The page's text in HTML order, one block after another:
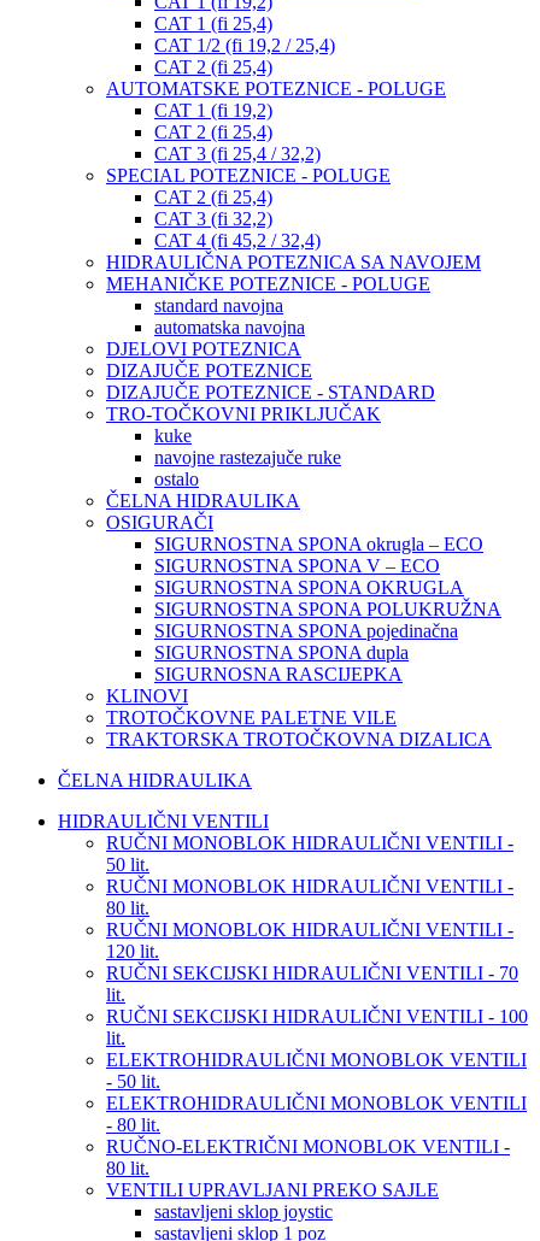
CAT 1 (fi 25,4)
CAT 1/2 (fi 19,2 / 25,4)
CAT 2 (fi 25,4)
AUTOMATSKE POTEZNICE - POLUGE
CAT 1 (fi 19,2)
CAT 2 (fi 25,4)
CAT 3 (fi 25,4 / 32,2)
SPECIAL POTEZNICE - POLUGE
CAT 2 (fi 25,4)
CAT 3 (fi 32,2)
CAT 4 (fi 45,2 / 32,4)
HIDRAULIČNA POTEZNICA SA NAVOJEM
MEHANIČKE POTEZNICE - POLUGE
standard navojna
automatska navojna
DJELOVI POTEZNICA
DIZAJUČE POTEZNICE
DIZAJUČE POTEZNICE - STANDARD
TRO-TOČKOVNI PRIKLJUČAK
kuke
navojne rastezajuče ruke
ostalo
ČELNA HIDRAULIKA
OSIGURAČI
SIGURNOSTNA SPONA okrugla – ECO
SIGURNOSTNA SPONA V – ECO
SIGURNOSTNA SPONA OKRUGLA
SIGURNOSTNA SPONA POLUKRUŽNA
SIGURNOSTNA SPONA pojedinačna
SIGURNOSTNA SPONA dupla
SIGURNOSNA RASCIJEPKA
KLINOVI
TROTOČKOVNE PALETNE VILE
TRAKTORSKA TROTOČKOVNA DIZALICA
ČELNA HIDRAULIKA
HIDRAULIČNI VENTILI
RUČNI MONOBLOK HIDRAULIČNI VENTILI -
50 lit.
RUČNI MONOBLOK HIDRAULIČNI VENTILI -
80 lit.
RUČNI MONOBLOK HIDRAULIČNI VENTILI -
120 lit.
RUČNI SEKCIJSKI HIDRAULIČNI VENTILI - 70
lit.
RUČNI SEKCIJSKI HIDRAULIČNI VENTILI - 100
lit.
ELEKTROHIDRAULIČNI MONOBLOK VENTILI
- 50 lit.
ELEKTROHIDRAULIČNI MONOBLOK VENTILI
- 80 lit.
RUČNO-ELEKTRIČNI MONOBLOK VENTILI -
80 lit.
VENTILI UPRAVLJANI PREKO SAJLE
sastavljeni sklop joystic
sastavljeni sklop 1 poz